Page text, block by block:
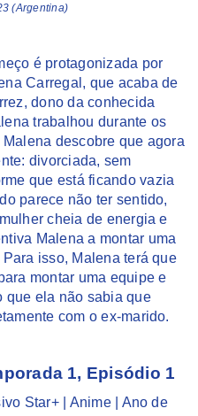
(Argentina)
é protagonizada por
Carregal, que acaba de
dono da conhecida
trabalhou durante os
descobre que agora
divorciada, sem
que está ficando vazia
parece não ter sentido,
cheia de energia e
Malena a montar uma
isso, Malena terá que
montar uma equipe e
que ela não sabia que
com o ex-marido.
1, Episódio 1
Star+ | Anime | Ano de